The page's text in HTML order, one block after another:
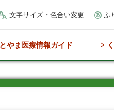
文字サイズ・色合い変更 ふ
とやま医療情報ガイド